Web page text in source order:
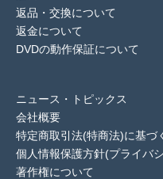
返品・交換について
返金について
DVDの動作保証について
ニュース・トピックス
会社概要
特定商取引法(特商法)に基づ
個人情報保護方針(プライバ
著作権について